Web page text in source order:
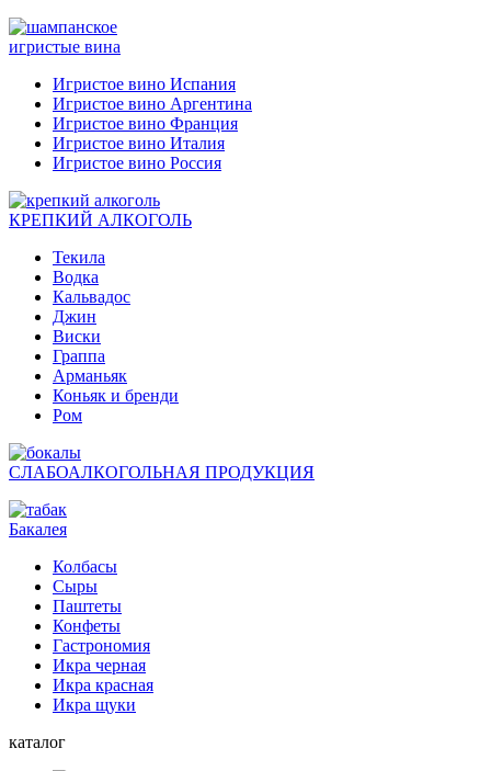
игристые вина
Игристое вино Испания
Игристое вино Аргентина
Игристое вино Франция
Игристое вино Италия
Игристое вино Россия
КРЕПКИЙ АЛКОГОЛЬ
Текила
Водка
Кальвадос
Джин
Виски
Граппа
Арманьяк
Коньяк и бренди
Ром
СЛАБОАЛКОГОЛЬНАЯ ПРОДУКЦИЯ
Бакалея
Колбасы
Сыры
Паштеты
Конфеты
Гастрономия
Икра черная
Икра красная
Икра щуки
каталог